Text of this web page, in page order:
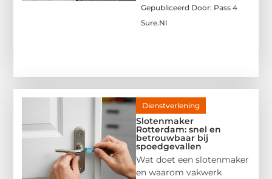
Gepubliceerd Door: Pass 4
Sure.nl
Dienstverlening
Slotenmaker
Rotterdam: snel en
betrouwbaar bij
spoedgevallen
Wat doet een slotenmaker
en waarom vakwerk